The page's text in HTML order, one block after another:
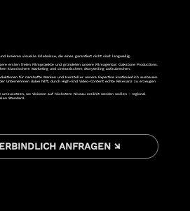
kreieren visuelle Erlebnisse, die eines garantiert nicht sind: langweilig.
ersten freien Filmprojekte und gründeten unsere Filmagentur: Oakstone Productions.
klassischem Marketing und cineastischem Storytelling aufzubrechen.
für namhafte Marken und Hersteller unsere Expertise kontinuierlich ausbauen.
Unternehmen dabei hilft, durch High-End Video-Content echte Relevanz zu erzeugen
umzusetzen, wo Visionen auf höchstem Niveau erzählt werden wollen – regional
Standard.
ANFRAGEN ↘